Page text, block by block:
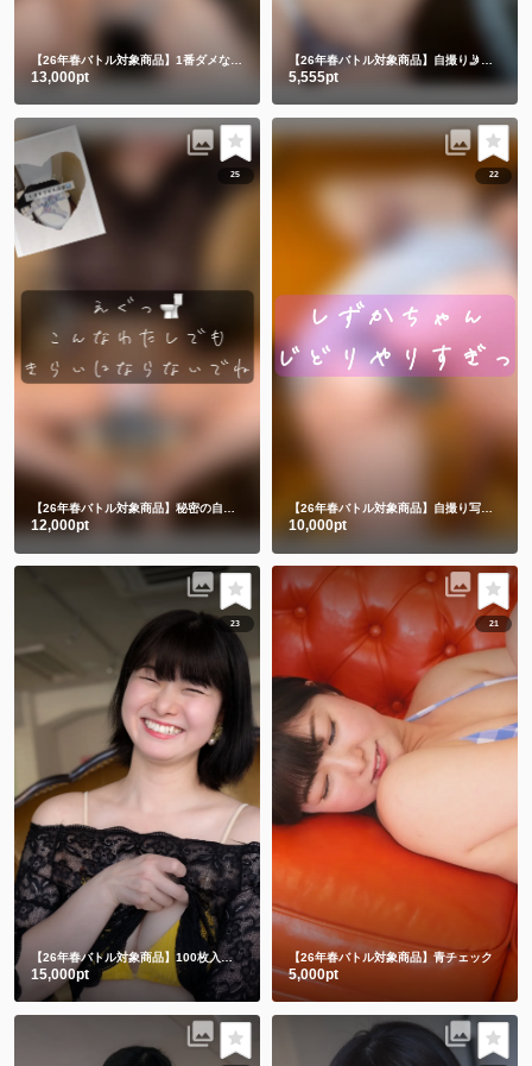
【26年春バトル対象商品】1番ダメなヤツ💔自撮り🤳
13,000pt 5,555pt
25
【26年春バトル対象商品】秘密の自撮り👙🚽🤳🈲
12,000pt
22
【26年春バトル対象商品】自撮り写真とミニムービー5️⃣
10,000pt
23
【26年春バトル対象商品】100枚入り写真集☺️💕
15,000pt
21
【26年春バトル対象商品】青チェック
5,000pt